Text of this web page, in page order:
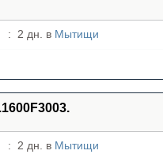
: 2 дн. в Мытищи
: 2 дн. в Мытищи